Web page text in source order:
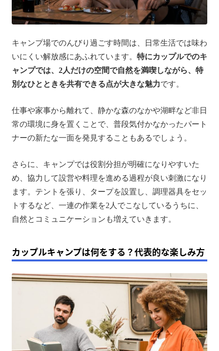
キャンプ場でのんびり過ごす時間は、日常生活では味わ
いにくい解放感にあふれています。 特にカップルでのキ
ャンプでは、2人だけの空間で自然を満喫しながら、特
別なひとときを共有できる点が大きな魅力です。
仕事や家事から離れて、静かな森のなかや湖畔など非日
常の環境に身を置くことで、普段気付かなかったパート
ナーの新たな一面を発見することもあるでしょう。
さらに、キャンプでは役割分担が明確になりやすいた
め、協力して設営や料理を進める過程が良い刺激になり
ます。テントを張り、タープを設置し、調理器具をセッ
トするなど、一連の作業を2人でこなしているうちに、
自然とコミュニケーションも増えていきます。
カップルキャンプは何をする？代表的な楽しみ方